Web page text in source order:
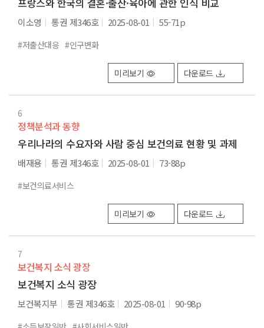
이소영 통권 제346호 2025-08-01 55-71p
#저출산대응 #인구변화
미리보기 다운로드
6
정책분석과 동향
우리나라의 수요자와 사람 중심 보건의료 현황 및 과제
배재용 통권 제346호 2025-08-01 73-88p
#보건의료서비스
미리보기 다운로드
7
보건복지 소식 광장
보건복지 소식 광장
보건복지부 통권 제346호 2025-08-01 90-98p